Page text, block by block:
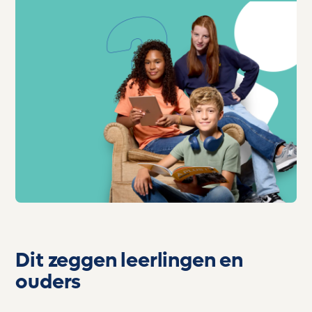
Dit zeggen leerlingen en
ouders